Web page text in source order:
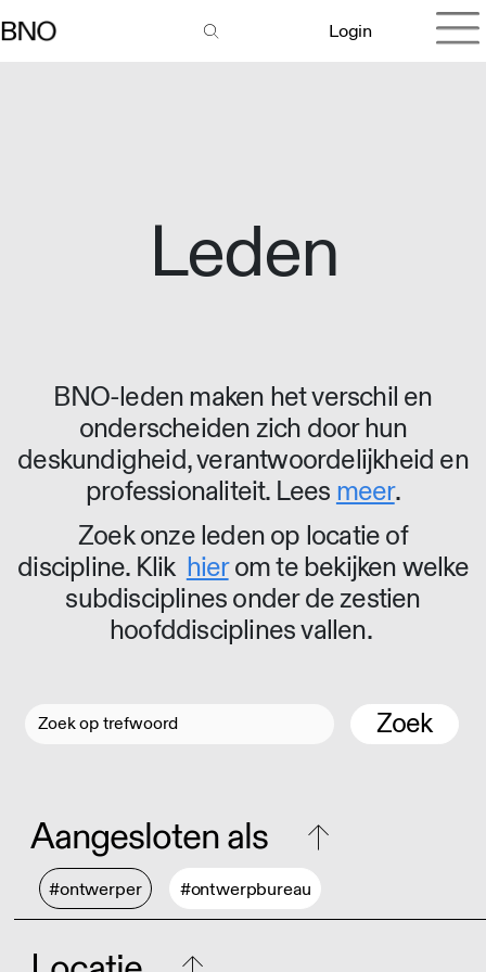
Login
Leden
BNO-leden maken het verschil en
onderscheiden zich door hun
deskundigheid, verantwoordelijkheid en
professionaliteit. Lees meer.
Zoek onze leden op locatie of
discipline. Klik hierom te bekijken welke
subdisciplines onder de zestien
hoofddisciplines vallen.
Zoek
Aangesloten als
#ontwerper #ontwerpbureau